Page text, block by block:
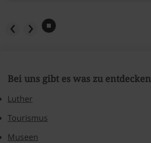
Bei uns gibt es was zu entdecken
Luther
Tourismus
Museen